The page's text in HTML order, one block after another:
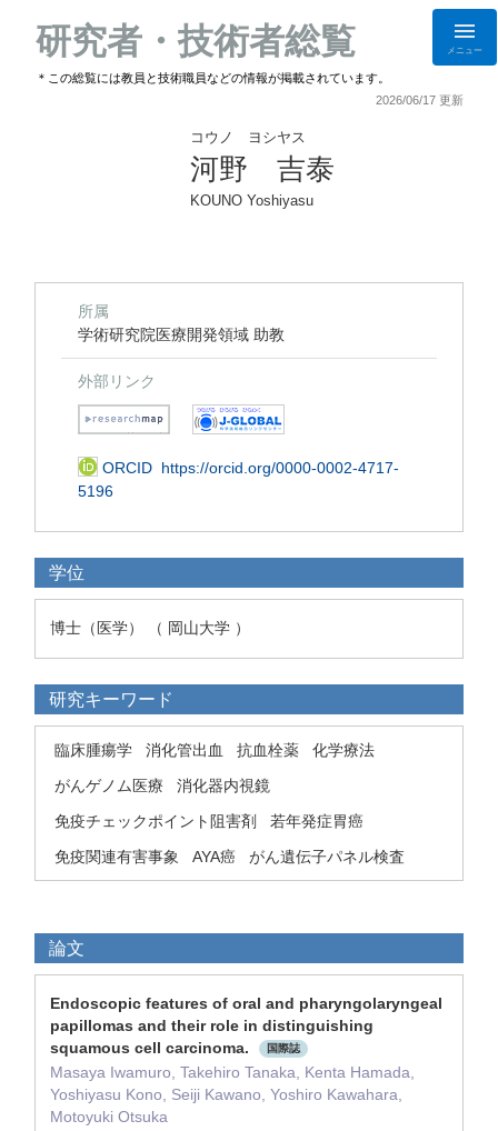
研究者・技術者総覧
＊この総覧には教員と技術職員などの情報が掲載されています。
メニュー
2026/06/17 更新
コウノ ヨシヤス
河野 吉泰
KOUNO Yoshiyasu
所属
学術研究院医療開発領域 助教
外部リンク
ORCID https://orcid.org/0000-0002-4717-
5196
学位
博士（医学） （ 岡山大学 ）
研究キーワード
臨床腫瘍学 消化管出血 抗血栓薬
化学療法
がんゲノム医療
消化器内視鏡
免疫チェックポイント阻害剤
若年発症胃癌
免疫関連有害事象
AYA癌 がん遺伝子パネル検査
論文
Endoscopic features of oral and pharyngolaryngeal
papillomas and their role in distinguishing
squamous cell carcinoma.
国際誌
Masaya Iwamuro, Takehiro Tanaka, Kenta Hamada,
Yoshiyasu Kono, Seiji Kawano, Yoshiro Kawahara,
Motoyuki Otsuka